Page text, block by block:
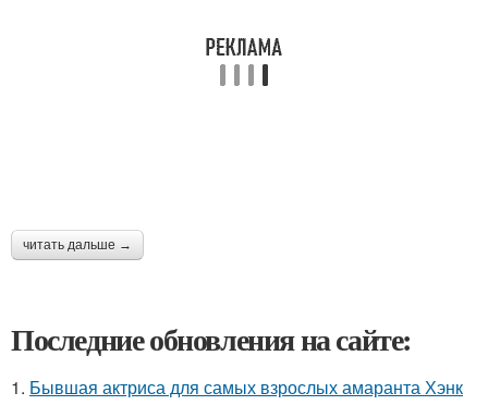
читать дальше →
Последние обновления на сайте:
1. Бывшая актриса для самых взрослых амаранта Хэнк